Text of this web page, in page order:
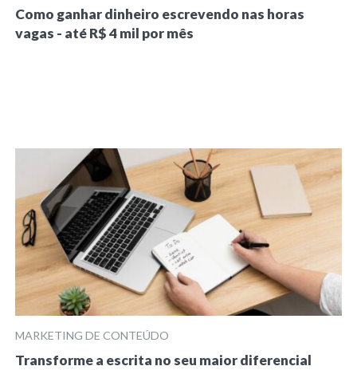
Como ganhar dinheiro escrevendo nas horas
vagas - até R$ 4 mil por mês
MARKETING DE CONTEÚDO
Transforme a escrita no seu maior diferencial